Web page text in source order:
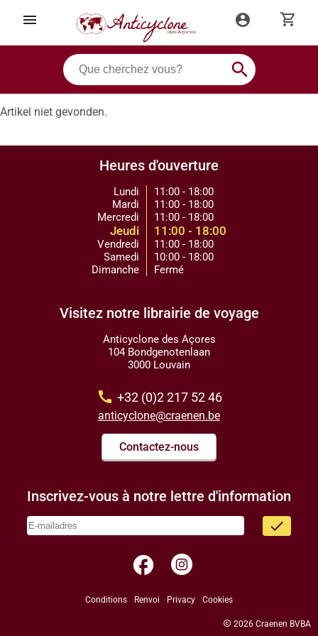
menu account_circle shopping_cart
search
Artikel niet gevonden.
Heures d'ouverture
Lundi
Mardi
Mercredi
Jeudi
Vendredi
Samedi
Dimanche
11:00 - 18:00
11:00 - 18:00
11:00 - 18:00
11:00 - 18:00
11:00 - 18:00
10:00 - 18:00
Fermé
Visitez notre librairie de voyage
Anticyclone des Açores
104 Bondgenotenlaan
3000 Louvain
call +32 (0)2 217 52 46
anticyclone@craenen.be
Contactez-nous
Inscrivez-vous à notre lettre d'information
done
facebook
Conditions Renvoi Privacy Cookies
copyright 2026 Craenen BVBA